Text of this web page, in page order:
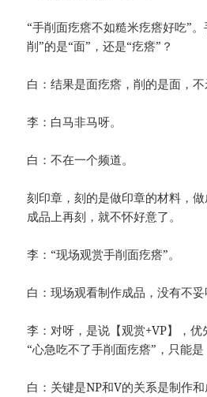
“手削面疙瘩不如糙米疙瘩好吃”
削”的是“面”，还是“疙瘩”？
白：结果是面疙瘩，削的是面，不
李：白马非马呀。
白：不在一个频道。
刻印章，刻的是做印章的材料，
成品上再刻，就不怀好意了。
李：“现场观赏手削面疙瘩”。
白：现场观看制作成品，没有不妥
李：对呀，是说【观赏+VP】，优
“心急吃不了手削面疙瘩”，只能是
白：关键是NP和V的关系是制作